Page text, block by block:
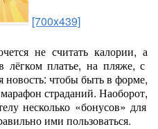
[700x439]
не считать калории, а
лёгкомплатье, на пляже, с
новость: чтобыбытьв форме,
марафон страданий. Наоборот,
несколько «бонусов» для
ими пользоваться.